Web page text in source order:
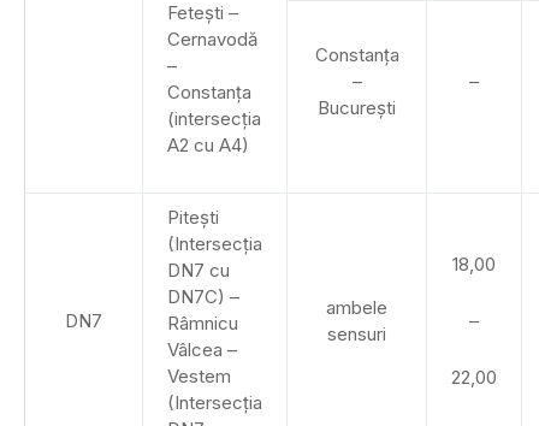
Fetești –
Cernavodă
–
Constanța
(intersecția
A2 cu A4)
Constanța
–
București
–
DN7
Pitești
(Intersecția
DN7 cu
DN7C) –
Râmnicu
Vâlcea –
Vestem
(Intersecția
ambele
sensuri
18,00
–
22,00